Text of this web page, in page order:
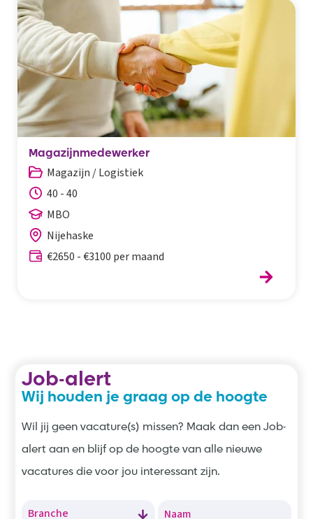
Magazijnmedewerker
Magazijn / Logistiek
40 - 40
MBO
Nijehaske
€2650 - €3100 per maand
Job-alert
Wij houden je graag op de hoogte
Wil jij geen vacature(s) missen? Maak dan een Job-
alert aan en blijf op de hoogte van alle nieuwe
vacatures die voor jou interessant zijn.